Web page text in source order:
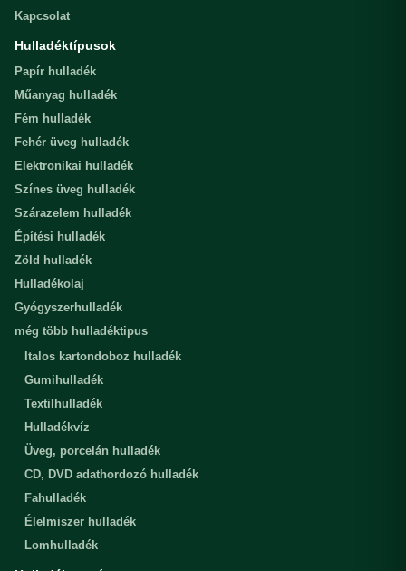
Kapcsolat
Hulladéktípusok
Papír hulladék
Műanyag hulladék
Fém hulladék
Fehér üveg hulladék
Elektronikai hulladék
Színes üveg hulladék
Szárazelem hulladék
Építési hulladék
Zöld hulladék
Hulladékolaj
Gyógyszerhulladék
még több hulladéktipus
Italos kartondoboz hulladék
Gumihulladék
Textilhulladék
Hulladékvíz
Üveg, porcelán hulladék
CD, DVD adathordozó hulladék
Fahulladék
Élelmiszer hulladék
Lomhulladék